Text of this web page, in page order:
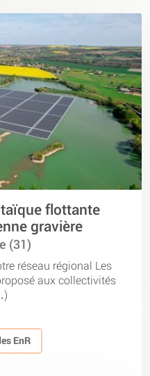
flottante
gravière
(31)
réseau régional Les
aux collectivités
EnR